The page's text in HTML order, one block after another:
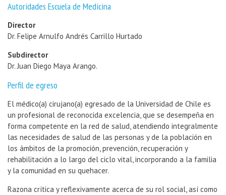
Autoridades Escuela de Medicina
Director
Dr. Felipe Arnulfo Andrés Carrillo Hurtado
Subdirector
Dr. Juan Diego Maya Arango.
Perfil de egreso
El médico(a) cirujano(a) egresado de la Universidad de Chile es
un profesional de reconocida excelencia, que se desempeña en
forma competente en la red de salud, atendiendo integralmente
las necesidades de salud de las personas y de la población en
los ámbitos de la promoción, prevención, recuperación y
rehabilitación a lo largo del ciclo vital, incorporando a la familia
y la comunidad en su quehacer.
Razona crítica y reflexivamente acerca de su rol social, así como